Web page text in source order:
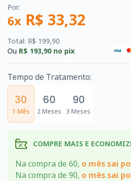
Por:
6x R$ 33,32
Total: R$ 199,90
Ou R$ 193,90 no pix
Tempo de Tratamento:
30
1 Mês
60
2 Meses
90
3 Meses
COMPRE MAIS E
Na compra de 60, o mês sai
Na compra de 90, o mês sai